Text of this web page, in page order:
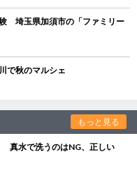
埼玉県加須市の「ファミリー
で秋のマルシェ
もっと見る
真水で洗うのはNG、正しい